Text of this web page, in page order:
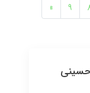
9
»
حسینی